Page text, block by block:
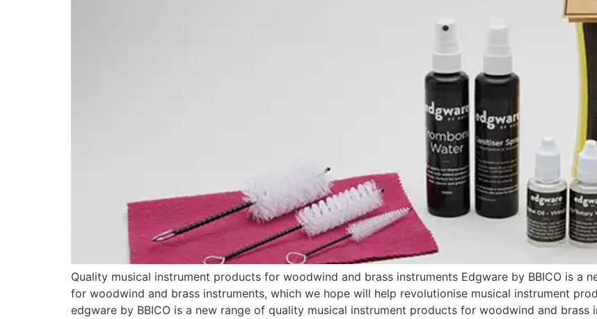
Quality musical instrument products for woodwind and brass instruments Edgware by BBICO is a
for woodwind and brass instruments, which we hope will help revolutionise musical instrument
edgware by BBICO is a new range of quality musical instrument products for woodwind and brass